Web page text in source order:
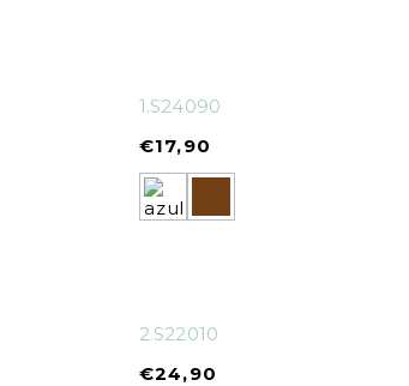
1.S24090
€17,90
2.S22010
€24,90